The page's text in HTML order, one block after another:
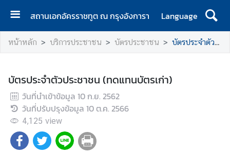
สถานเอกอัครราชทูต ณ กรุงอังการา
Language
ห
น้
ร
ก
ข่
า
ว
หน้าหลัก บริการประชาชน บัตรประชาชน บัตรประจำตัวประชาชน (ทดแทนบัตรเก่า)
บัตรประจำตัวประชาชน (ทดแทนบัตรเก่า)
วันที่นำเข้าข้อมูล 10 ก.ย. 2562
วันที่ปรับปรุงข้อมูล 10 ต.ค. 2566
4,125 view